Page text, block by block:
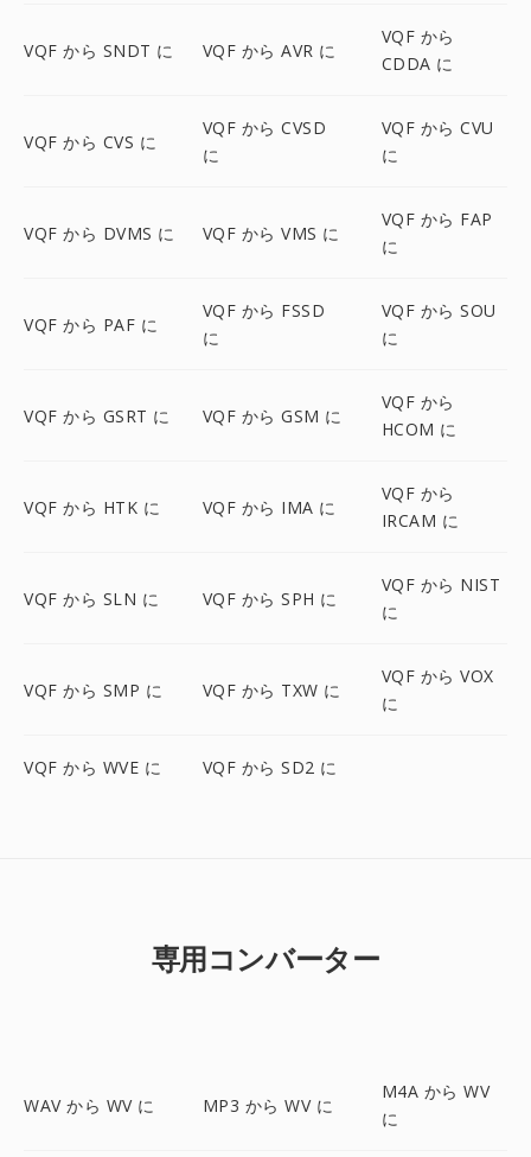
VQF から SNDT に VQF から AVR に
VQF から
CDDA に
VQF から CVS に
VQF から CVSD
に
VQF から CVU
に
VQF から DVMS に VQF から VMS に
VQF から FAP
に
VQF から PAF に
VQF から FSSD
に
VQF から SOU
に
VQF から GSRT に VQF から GSM に
VQF から
HCOM に
VQF から HTK に VQF から IMA に
VQF から
IRCAM に
VQF から SLN に VQF から SPH に
VQF から NIST
に
VQF から SMP に VQF から TXW に
VQF から VOX
に
VQF から WVE に VQF から SD2 に
専用コンバーター
WAV から WV に MP3 から WV に
M4A から WV
に